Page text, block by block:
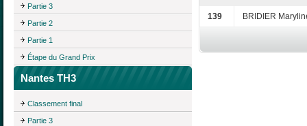
Partie 3
Partie 2
Partie 1
Étape du Grand Prix
Nantes TH3
Classement final
Partie 3
139 BRIDIER